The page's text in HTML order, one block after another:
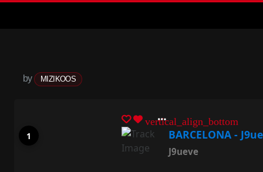
by MIZIKOOS
vertical_align_bottom
BARCELONA -
J9ueve